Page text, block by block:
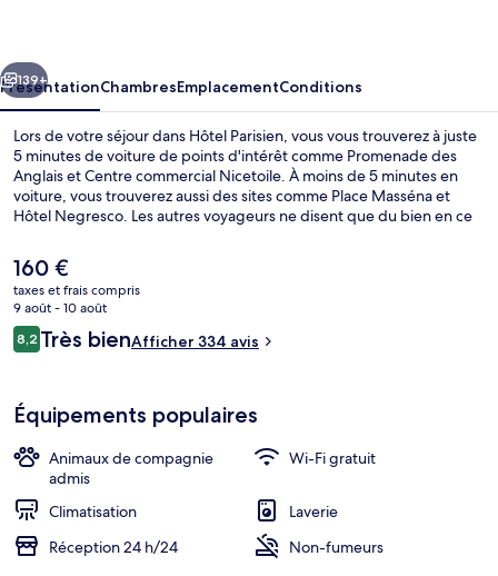
Suivant
139+
PrésentationChambresEmplacementConditions
Lors de votre séjour dans Hôtel Parisien, vous vous trouverez à juste
5 minutes de voiture de points d'intérêt comme Promenade des
Anglais et Centre commercial Nicetoile. À moins de 5 minutes en
voiture, vous trouverez aussi des sites comme Place Masséna et
Hôtel Negresco. Les autres voyageurs ne disent que du bien en ce
une très courte distance à pied des transports publics : Station de
tramway Libération se trouve à 4 min et Station de tramway Gare
Thiers, à 5 min.
Le
prix
actuel
est
de
160 €
taxes et frais compris
9 août - 10 août
Avis
voyageurs
8,28,2 sur 10
Très bienAfficher 334 avis
Équipements populaires
Animaux de compagnie
admis
Wi-Fi gratuit
Climatisation
Laverie
Réception 24 h/24
Non-fumeurs